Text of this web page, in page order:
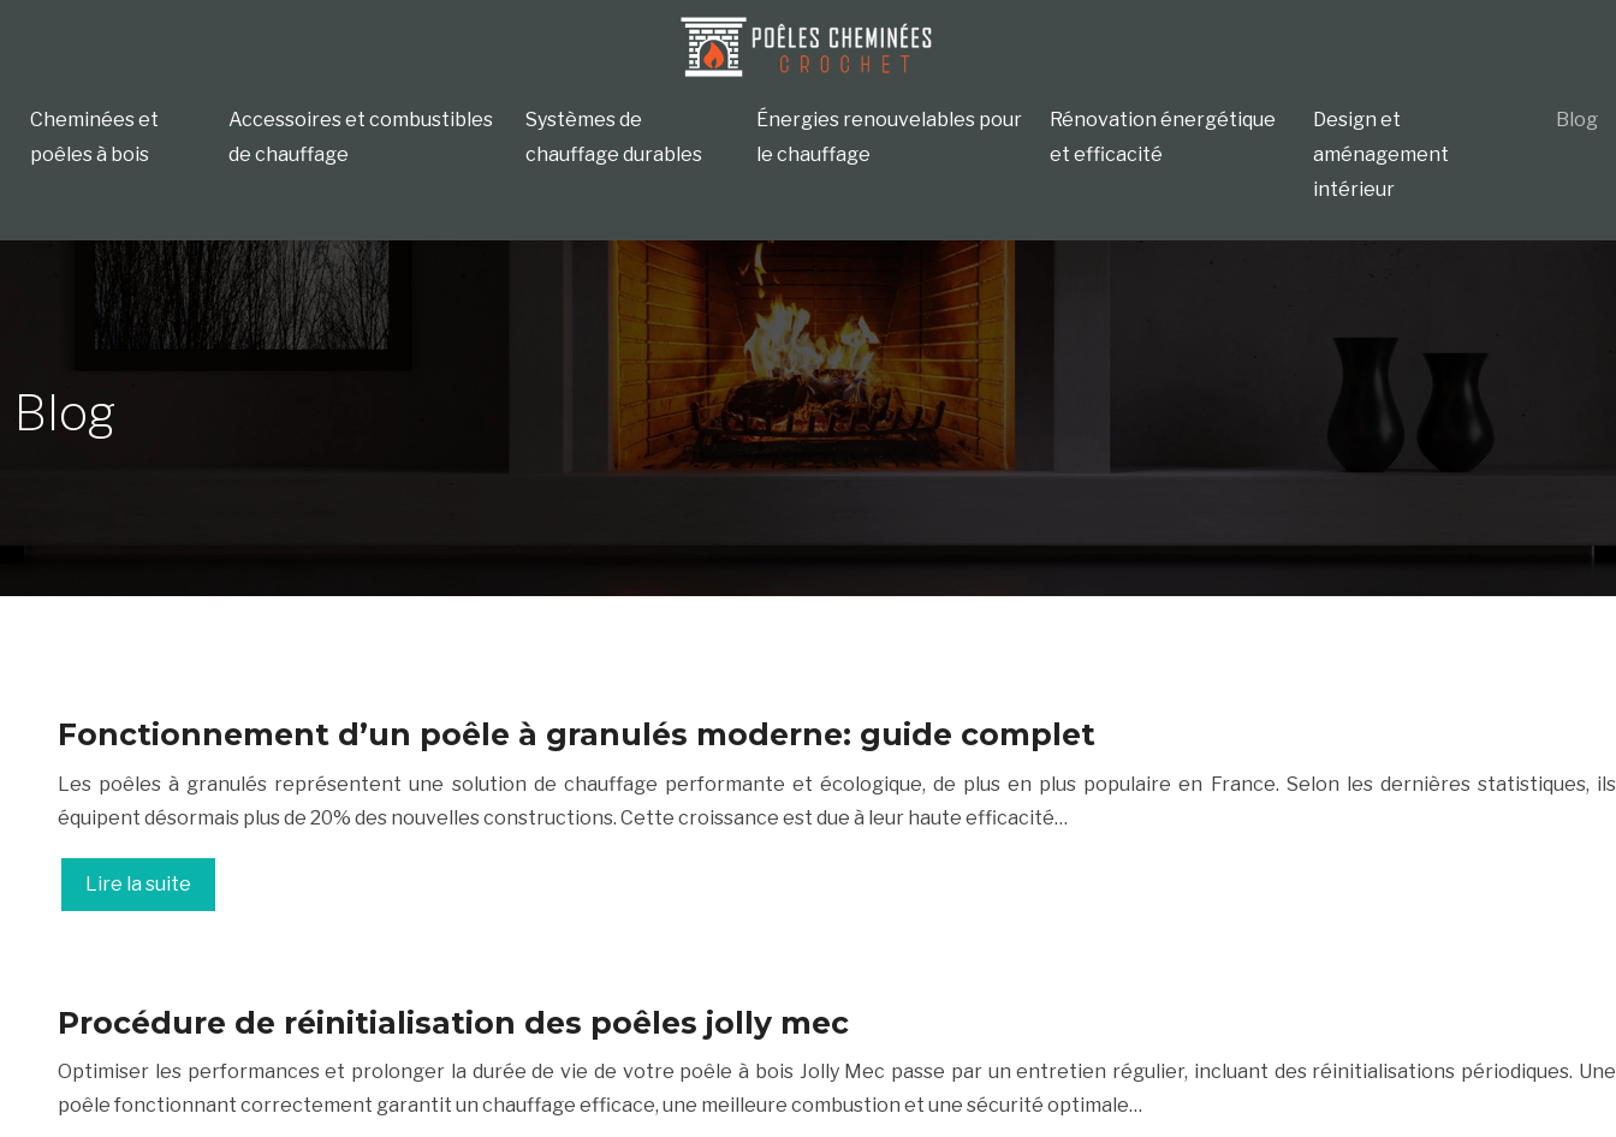
Cheminées et
poêles à bois
Accessoires et combustibles
de chauffage
Systèmes de
chauffage durables
Énergies renouvelables pour
le chauffage
Rénovation énergétique
et efficacité
Design et
aménagement
intérieur
Blog
Blog
Fonctionnement d’un poêle à granulés moderne: guide complet
Les poêles à granulés représentent une solution de chauffage performante et écologique, de plus en plus populaire en France. Selon les dernières statistiques, ils
équipent désormais plus de 20% des nouvelles constructions. Cette croissance est due à leur haute efficacité…
Lire la suite
Procédure de réinitialisation des poêles jolly mec
Optimiser les performances et prolonger la durée de vie de votre poêle à bois Jolly Mec passe par un entretien régulier, incluant des réinitialisations périodiques. Une
poêle fonctionnant correctement garantit un chauffage efficace, une meilleure combustion et une sécurité optimale…